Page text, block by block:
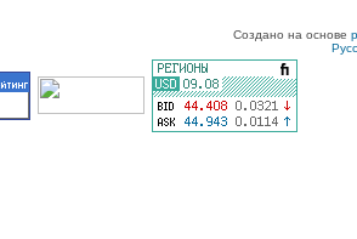
Создано на основе